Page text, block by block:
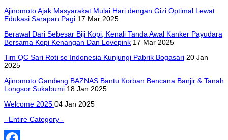
Ajinomoto Ajak Masyarakat Mulai Hari dengan Gizi Optimal Lewat
Edukasi Sarapan Pagi 17 Mar 2025
Berawal Dari Sebesar Biji Kopi, Kenali Tanda Awal Kanker Payudara
Bersama Kopi Kenangan Dan Lovepink 17 Mar 2025
Tim QC Sari Roti se Indonesia Kunjungi Pabrik Bogasari 20 Jan
2025
Ajinomoto Gandeng BAZNAS Bantu Korban Bencana Banjir & Tanah
Longsor Sukabumi 18 Jan 2025
Welcome 2025 04 Jan 2025
- Entire Category -